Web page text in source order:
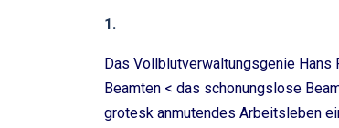
1.
Das Vollblutverwaltungsgenie
Beamten < das schonungslose
grotesk anmutendes Arbeitsleben